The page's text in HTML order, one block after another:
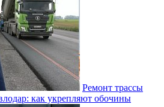
Ремонт трассы
как укрепляют обочины